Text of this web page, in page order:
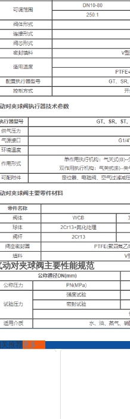
动对夹球阀 主要性能规范
推荐更多>>